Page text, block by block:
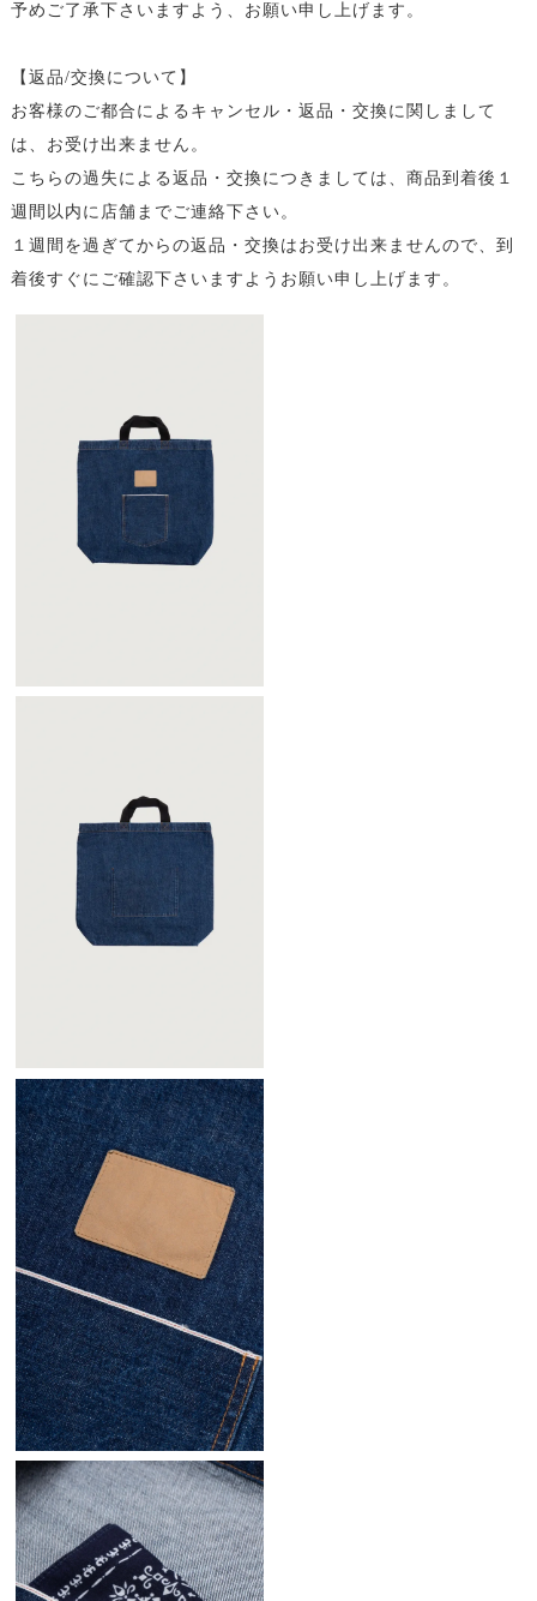
予めご了承下さいますよう、お願い申し上げます。
【返品/交換について】
お客様のご都合によるキャンセル・返品・交換に関しまして
は、お受け出来ません。
こちらの過失による返品・交換につきましては、商品到着後１
週間以内に店舗までご連絡下さい。
１週間を過ぎてからの返品・交換はお受け出来ませんので、到
着後すぐにご確認下さいますようお願い申し上げます。